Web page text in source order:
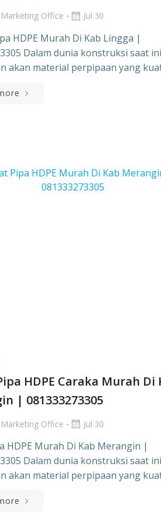
Office - Jul 30
HDPE Murah Di Kab Lingga |
Dalam dunia konstruksi saat
akan material perpipaan yang
HDPE Caraka Murah Di
| 081333273305
Office - Jul 30
HDPE Murah Di Kab Merangin |
Dalam dunia konstruksi saat
akan material perpipaan yang